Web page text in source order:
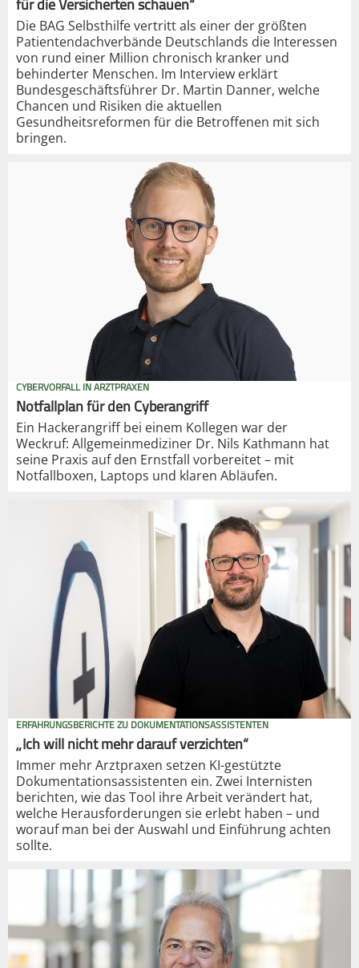
Die BAG Selbsthilfe vertritt als einer der größten
Patientendachverbände Deutschlands die Interessen
von rund einer Million chronisch kranker und
behinderter Menschen. Im Interview erklärt
Bundesgeschäftsführer Dr. Martin Danner, welche
Chancen und Risiken die aktuellen
Gesundheitsreformen für die Betroffenen mit sich
bringen.
CYBERVORFALL IN ARZTPRAXEN
Notfallplan für den Cyberangriff
Ein Hackerangriff bei einem Kollegen war der
Weckruf: Allgemeinmediziner Dr. Nils Kathmann hat
seine Praxis auf den Ernstfall vorbereitet – mit
Notfallboxen, Laptops und klaren Abläufen.
ERFAHRUNGSBERICHTE ZU DOKUMENTATIONSASSISTENTEN
„Ich will nicht mehr darauf verzichten“
Immer mehr Arztpraxen setzen KI-gestützte
Dokumentationsassistenten ein. Zwei Internisten
berichten, wie das Tool ihre Arbeit verändert hat,
welche Herausforderungen sie erlebt haben – und
worauf man bei der Auswahl und Einführung achten
sollte.